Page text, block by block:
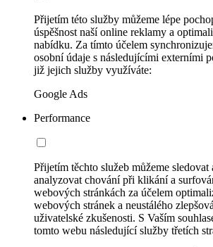
Přijetím této služby můžeme lépe
úspěšnost naší online reklamy a
nabídku. Za tímto účelem
osobní údaje s následujícími externími
již jejich služby využíváte:
Google Ads
Performance
Přijetím těchto služeb můžeme sledovat
analyzovat chování při klikání a
webových stránkách za účelem
webových stránek a neustálého
uživatelské zkušenosti. S Vaším
tomto webu následující služby třetích